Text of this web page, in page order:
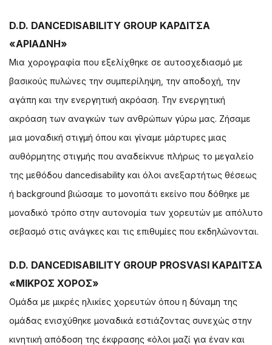
D.D. DANCEDISABILITY GROUP ΚΑΡΔΙΤΣΑ
«ΑΡΙΑΔΝΗ»
Μια χορογραφία που εξελίχθηκε σε αυτοσχεδιασμό με
βασικούς πυλώνες την συμπερίληψη, την αποδοχή, την
αγάπη και την ενεργητική ακρόαση. Την ενεργητική
ακρόαση των αναγκών των ανθρώπων γύρω μας. Ζήσαμε
μια μοναδική στιγμή όπου και γίναμε μάρτυρες μιας
αυθόρμητης στιγμής που αναδείκνυε πλήρως το μεγαλείο
της μεθόδου dancedisability και όλοι ανεξαρτήτως θέσεως
ή background βιώσαμε το μονοπάτι εκείνο που δόθηκε με
μοναδικό τρόπο στην αυτονομία των χορευτών με απόλυτο
σεβασμό στις ανάγκες και τις επιθυμίες που εκδηλώνονται.
D.D. DANCEDISABILITY GROUP PROSVASI ΚΑΡΔΙΤΣΑ
«ΜΙΚΡΟΣ ΧΟΡΟΣ»
Ομάδα με μικρές ηλικίες χορευτών όπου η δύναμη της
ομάδας ενισχύθηκε μοναδικά εστιάζοντας συνεχώς στην
κινητική απόδοση της έκφρασης «όλοι μαζί για έναν και